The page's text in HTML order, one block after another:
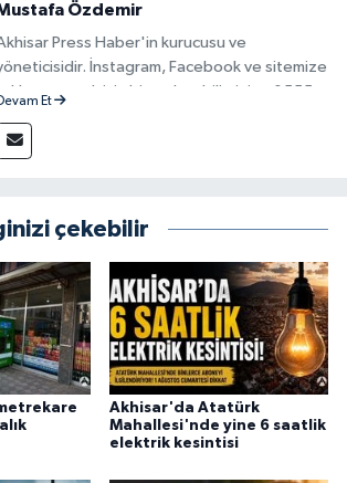
Özdemir
Press Haber'in kurucusu ve
İnstagram, Facebook ve sitemize
reklam vermek için bize ulaşabilirsiniz - 0555
Et
çekebilir
Akhisar'da Atatürk
Mahallesi'nde yine 6 saatlik
elektrik kesintisi